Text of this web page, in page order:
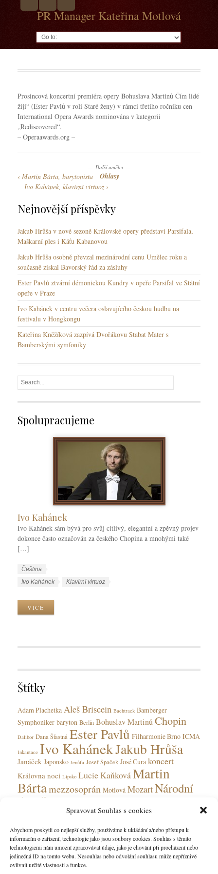
Spravovat Souhlas s cookies
Abychom poskytli co nejlepší služby, používáme k ukládání a/nebo přístupu k
informacím o zařízení, technologie jako jsou soubory cookies. Souhlas s těmito
technologiemi nám umožní zpracovávat údaje, jako je chování při procházení nebo
jedinečná ID na tomto webu. Nesouhlas nebo odvolání souhlasu může nepříznivě
ovlivnit určité vlastnosti a funkce.
PR Manager Kateřina Motlová
Prosincová koncertní premiéra opery Bohuslava Martinů Čím lidé
žijí“ (Ester Pavlů v roli Staré ženy) v rámci třetího ročníku cen
International Opera Awards nominována v kategorii
„Rediscovered“.
– Operaawards.org –
Další umělci
Martin Bárta, barytonista Ohlasy
Ivo Kahánek, klavírní virtuoz
Nejnovější příspěvky
Jakub Hrůša v nové sezoně Královské opery představí Parsifala,
Maškarní ples i Káťu Kabanovou
Jakub Hrůša osobně převzal mezinárodní cenu Umělec roku a
současně získal Bavorský řád za zásluhy
Ester Pavlů ztvární démonickou Kundry v opeře Parsifal ve Státní
opeře v Praze
Ivo Kahánek v centru večera oslavujícího českou hudbu na
festivalu v Hongkongu
Kateřina Kněžíková zazpívá Dvořákovu Stabat Mater s
Bamberskými symfoniky
Spolupracujeme
Ivo Kahánek
Ivo Kahánek sám bývá pro svůj citlivý, elegantní a zpěvný projev
dokonce často označován za českého Chopina a mnohými také
[…]
W
k
e
i
s
y
Čeština
W
k
g
Ivo Kahánek Klavírní virtuoz
VÍCE
Štítky
Adam Plachetka Aleš Briscein Bachtrack Bamberger
Symphoniker baryton Berlín Bohuslav MartinůChopin
Dalibor Dana Šťastná Ester Pavlů Filharmonie Brno ICMA
Inkantace Ivo KahánekJakub Hrůša
Janáček Japonsko Jenůfa Josef Špaček José Cura koncert
Královna noci Lipsko Lucie KaňkováMartin
Bártamezzosoprán Motlová MozartNárodní
divadlo
Ohnivý andělOlga Jelínková
Ostrava Peter Valentovič Prokofjev Rudolfinum
Saarbrücken soprán Státní opera tenorista Verdi Česká
filharmonie